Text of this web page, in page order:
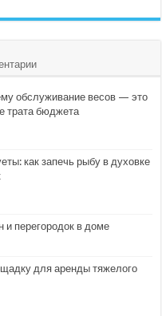
обслуживание весов — это
трата бюджета
как запечь рыбу в духовке
и перегородок в доме
для аренды тяжелого